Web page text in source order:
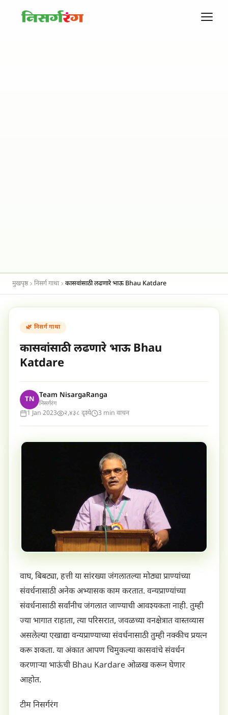
मुखपृष्ठ निसर्ग गाथा कासवांसाठी लढणारे भाऊ Bhau Katdare
🌿 निसर्ग गाथा
कासवांसाठी लढणारे भाऊ Bhau
Katdare
TN Team NisargaRanga
निसर्गरंग
1 Jan 2023 २,४३८ दृश्ये 3 min वाचन
वाघ, बिबट्या, हत्ती या सांरख्या जंगलातल्या मोठ्या प्राण्यांच्या
संवर्धनासाठी अनेक अभ्यासक काम करतात. वन्यप्राण्यांच्या
संवर्धनासाठी सर्वांनीच जंगलात जाण्याची आवश्यकता नाही. तुम्ही
ज्या भागात राहाता, त्या परिसरात, जवळच्या वनक्षेत्रात वास्तव्यास
असलेल्या एखाद्या वन्यप्राण्याच्या संवर्धनासाठी तुम्ही नक्कीच प्रयत्न
करू शकता. या अंकात आपण चिमुकल्या कासवांचे संवर्धन
करणाऱ्या भाऊंची Bhau Kardare ओळख करून घेणार
आहोत.
टीम निसर्गरंग